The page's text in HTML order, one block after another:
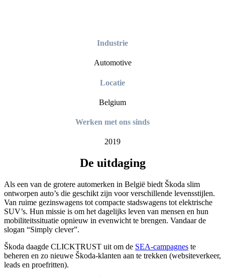
Industrie
Automotive
Locatie
Belgium
Werken met ons sinds
2019
De uitdaging
Als een van de grotere automerken in België biedt Škoda slim
ontworpen auto’s die geschikt zijn voor verschillende levensstijlen.
Van ruime gezinswagens tot compacte stadswagens tot elektrische
SUV’s. Hun missie is om het dagelijks leven van mensen en hun
mobiliteitssituatie opnieuw in evenwicht te brengen. Vandaar de
slogan “Simply clever”.
Škoda daagde CLICKTRUST uit om de SEA-campagnes te
beheren en zo nieuwe Škoda-klanten aan te trekken (websiteverkeer,
leads en proefritten).